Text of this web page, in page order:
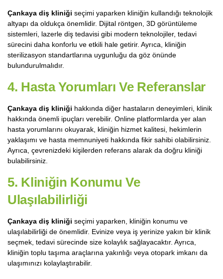
Çankaya diş kliniği seçimi yaparken kliniğin kullandığı teknolojik
altyapı da oldukça önemlidir. Dijital röntgen, 3D görüntüleme
sistemleri, lazerle diş tedavisi gibi modern teknolojiler, tedavi
sürecini daha konforlu ve etkili hale getirir. Ayrıca, kliniğin
sterilizasyon standartlarına uygunluğu da göz önünde
bulundurulmalıdır.
4. Hasta Yorumları Ve Referanslar
Çankaya diş kliniği hakkında diğer hastaların deneyimleri, klinik
hakkında önemli ipuçları verebilir. Online platformlarda yer alan
hasta yorumlarını okuyarak, kliniğin hizmet kalitesi, hekimlerin
yaklaşımı ve hasta memnuniyeti hakkında fikir sahibi olabilirsiniz.
Ayrıca, çevrenizdeki kişilerden referans alarak da doğru kliniği
bulabilirsiniz.
5. Kliniğin Konumu Ve
Ulaşılabilirliği
Çankaya diş kliniği seçimi yaparken, kliniğin konumu ve
ulaşılabilirliği de önemlidir. Evinize veya iş yerinize yakın bir klinik
seçmek, tedavi sürecinde size kolaylık sağlayacaktır. Ayrıca,
kliniğin toplu taşıma araçlarına yakınlığı veya otopark imkanı da
ulaşımınızı kolaylaştırabilir.